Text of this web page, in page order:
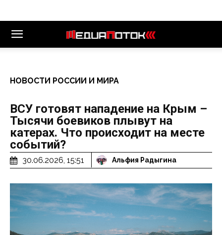
НОВОСТИ РОССИИ И МИРА
ВСУ готовят нападение на Крым –
Тысячи боевиков плывут на
катерах. Что происходит на месте
событий?
30.06.2026, 15:51 Альфия Радыгина